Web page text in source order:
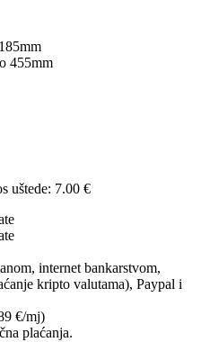
455mm
uštede: 7.00 €
internet bankarstvom,
kripto valutama), Paypal i
€/mj)
plaćanja.